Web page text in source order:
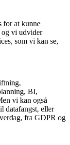
for at kunne
og vi udvider
som vi kan se,
BI,
vi kan også
datafangst, eller
fra GDPR og